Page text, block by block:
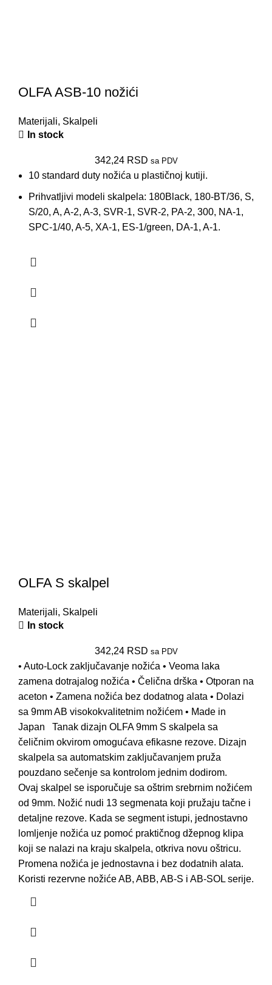
OLFA ASB-10 nožići
Materijali, Skalpeli
In stock
342,24 RSD sa PDV
10 standard duty nožića u plastičnoj kutiji.
Prihvatljivi modeli skalpela: 180Black, 180-BT/36, S,
S/20, A, A-2, A-3, SVR-1, SVR-2, PA-2, 300, NA-1,
SPC-1/40, A-5, XA-1, ES-1/green, DA-1, A-1.
OLFA S skalpel
Materijali, Skalpeli
In stock
342,24 RSD sa PDV
• Auto-Lock zaključavanje nožića • Veoma laka
zamena dotrajalog nožića • Čelična drška • Otporan na
aceton • Zamena nožića bez dodatnog alata • Dolazi
sa 9mm AB visokokvalitetnim nožićem • Made in
Japan Tanak dizajn OLFA 9mm S skalpela sa
čeličnim okvirom omogućava efikasne rezove. Dizajn
skalpela sa automatskim zaključavanjem pruža
pouzdano sečenje sa kontrolom jednim dodirom.
Ovaj skalpel se isporučuje sa oštrim srebrnim nožićem
od 9mm. Nožić nudi 13 segmenata koji pružaju tačne i
detaljne rezove. Kada se segment istupi, jednostavno
lomljenje nožića uz pomoć praktičnog džepnog klipa
koji se nalazi na kraju skalpela, otkriva novu oštricu.
Promena nožića je jednostavna i bez dodatnih alata.
Koristi rezervne nožiće AB, ABB, AB-S i AB-SOL serije.